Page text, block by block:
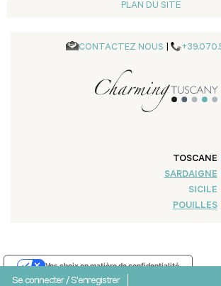
PLAN DU SITE
CONTACTEZ NOUS |
TOSCANE
SARDAIGNE
SICILE
POUILLES
Se connecter/S'enregistrer
Notification lors de la collecte
Vos choix en matière de confidentialité